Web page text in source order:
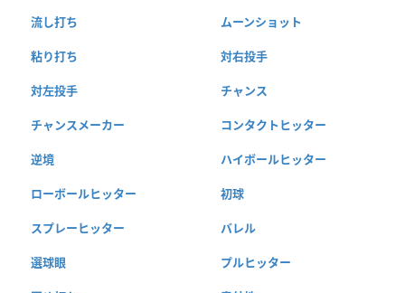
流し打ち ムーンショット
粘り打ち 対右投手
対左投手 チャンス
チャンスメーカー コンタクトヒッター
逆境 ハイボールヒッター
ローボールヒッター 初球
スプレーヒッター バレル
選球眼 プルヒッター